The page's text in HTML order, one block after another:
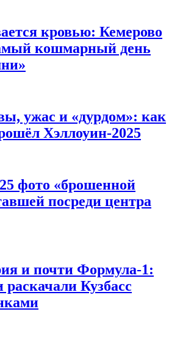
кровью: Кемерово
кошмарный день
ужас и «дурдом»: как
Хэллоуин-2025
фото «брошенной
посреди центра
и почти Формула-1:
Кузбасс